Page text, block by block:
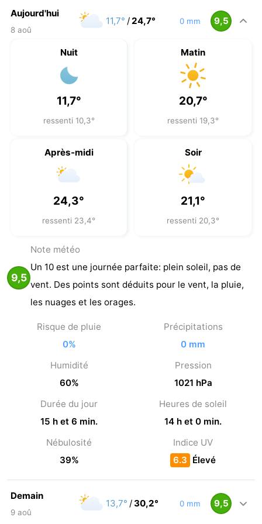
Aujourd'hui
8 aoû
11,7° /24,7° 0 mm 9,5
Nuit
11,7°
ressenti 10,3°
Matin
20,7°
ressenti 19,3°
Après-midi
24,3°
ressenti 23,4°
Soir
21,1°
ressenti 20,3°
9,5
Note météo
Un 10 est une journée parfaite: plein soleil, pas de
vent. Des points sont déduits pour le vent, la pluie,
les nuages et les orages.
Risque de pluie
0%
Précipitations
0 mm
Humidité
60%
Pression
1021 hPa
Durée du jour
15 h et 6 min.
Heures de soleil
14 h et 0 min.
Nébulosité
39%
Indice UV
6.3 Élevé
Demain
9 aoû
13,7° / 30,2° 0 mm 9,5